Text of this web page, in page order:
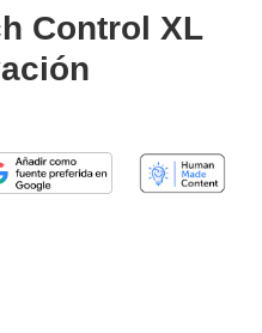
Control XL